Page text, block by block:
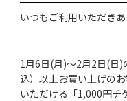
いつもご利用いただきあ
1月6日(月)～2月2日(日
込）以上お買い上げの
いただける「1,000円チ